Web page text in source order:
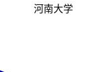
河南大学